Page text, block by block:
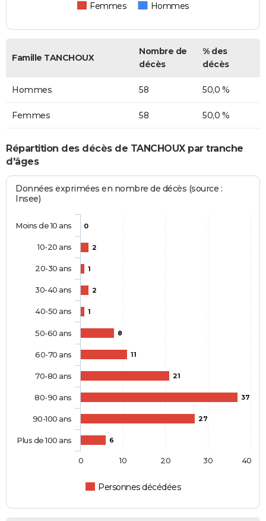
Femmes Hommes
Famille TANCHOUX
Nombre de
décès
% des
décès
Hommes 58 50,0 %
Femmes 58 50,0 %
Répartition des décès de TANCHOUX par tranche
d'âges
Données exprimées en nombre de décès (source :
Insee)
0
2
1
2
1
8
11
21
37
27
6
Personnes décédées
Moins de 10 ans
10-20 ans
20-30 ans
30-40 ans
40-50 ans
50-60 ans
60-70 ans
70-80 ans
80-90 ans
90-100 ans
Plus de 100 ans
0 10 20 30 40